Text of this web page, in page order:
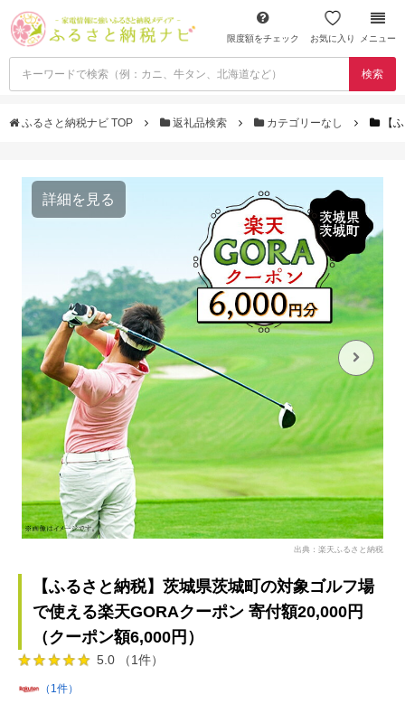
限度額をチェック お気に入り メニュー
検索
ふるさと納税ナビ TOP 返礼品検索 カテゴリーなし 【
詳細を見る
出典：楽天ふるさと納税
【ふるさと納税】茨城県茨城町の対象ゴルフ場
で使える楽天GORAクーポン 寄付額20,000円
（クーポン額6,000円）
5.0 （1件）
（1件）